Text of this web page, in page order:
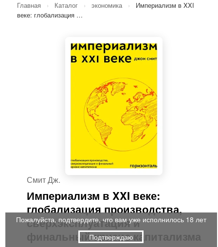
Главная › Каталог › экономика ›
Империализм в XXI
веке: глобализация …
Смит Дж.
Империализм в XXI веке:
глобализация производства,
сверхэксплуатация и
финальный кризис капитализма
Пожалуйста, подтвердите, что вам уже исполнилось 18 лет
Подтверждаю